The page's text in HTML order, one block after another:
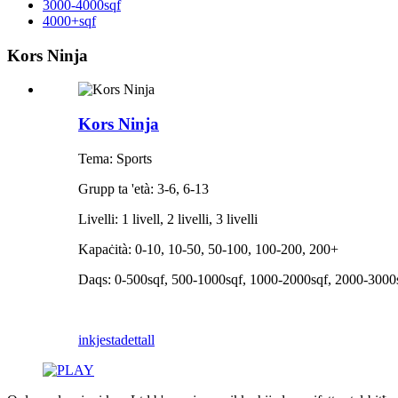
3000-4000sqf
4000+sqf
Kors Ninja
Kors Ninja
Tema: Sports
Grupp ta 'età: 3-6, 6-13
Livelli: 1 livell, 2 livelli, 3 livelli
Kapaċità: 0-10, 10-50, 50-100, 100-200, 200+
Daqs: 0-500sqf, 500-1000sqf, 1000-2000sqf, 2000-
inkjestadettall